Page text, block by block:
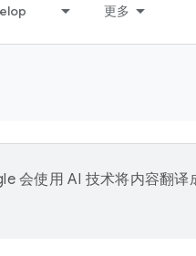
更多
会使用 AI 技术将内容翻译